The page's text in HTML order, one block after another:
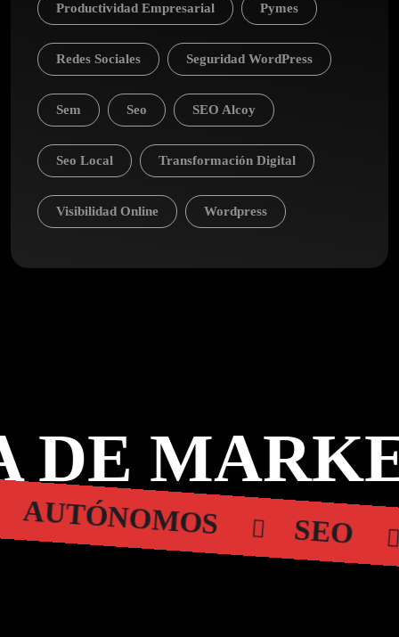
Productividad Empresarial Pymes
Redes Sociales Seguridad WordPress
Sem Seo SEO Alcoy
Seo Local Transformación Digital
Visibilidad Online Wordpress
AUTÓNOMOS SEO